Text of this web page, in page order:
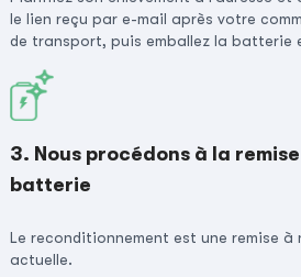
le lien reçu par e-mail après votre
de transport, puis emballez la batterie
3. Nous procédons à la
batterie
Le reconditionnement est une remise
actuelle.